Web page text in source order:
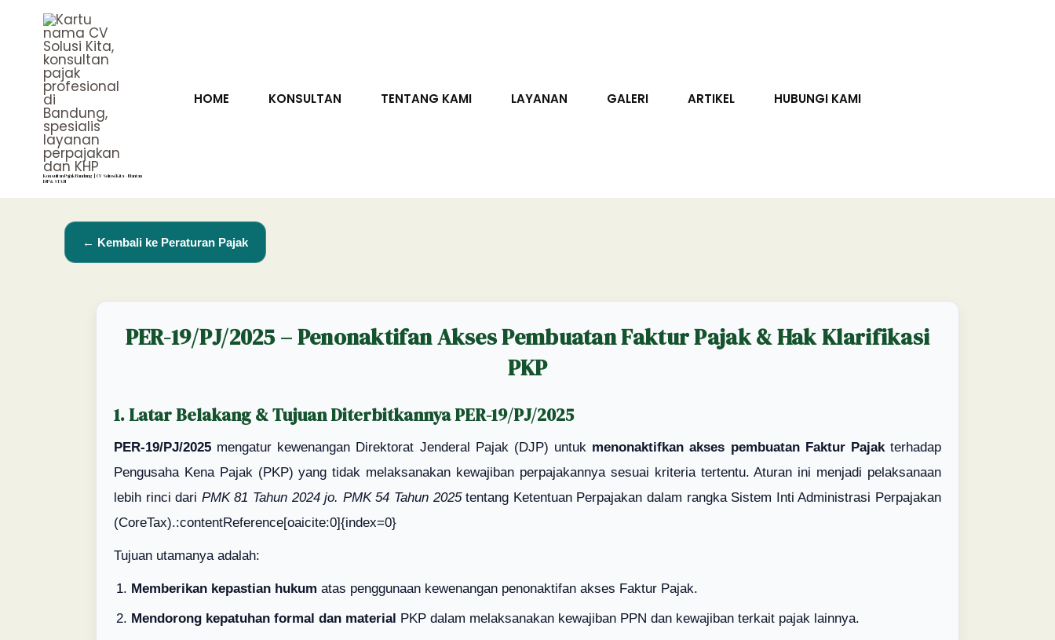
konten
Konsultan Pajak Bandung | CV Solusi Kita – Mantan
DJP & STAN
HOME KONSULTAN TENTANG KAMI LAYANAN GALERI ARTIKEL HUBUNGI KAMI
← Kembali ke Peraturan Pajak
PER-19/PJ/2025 – Penonaktifan Akses Pembuatan Faktur Pajak & Hak Klarifikasi
PKP
1. Latar Belakang & Tujuan Diterbitkannya PER-19/PJ/2025
PER-19/PJ/2025 mengatur kewenangan Direktorat Jenderal Pajak (DJP) untuk menonaktifkan akses pembuatan Faktur Pajakterhadap
Pengusaha Kena Pajak (PKP) yang tidak melaksanakan kewajiban perpajakannya sesuai kriteria tertentu. Aturan ini menjadi pelaksanaan
lebih rinci dari PMK 81 Tahun 2024 jo. PMK 54 Tahun 2025tentang Ketentuan Perpajakan dalam rangka Sistem Inti Administrasi Perpajakan
(CoreTax).:contentReference[oaicite:0]{index=0}
Tujuan utamanya adalah:
Memberikan kepastian hukum atas penggunaan kewenangan penonaktifan akses Faktur Pajak.
Mendorong kepatuhan formal dan material PKP dalam melaksanakan kewajiban PPN dan kewajiban terkait pajak lainnya.